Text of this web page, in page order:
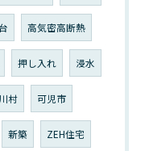
高気密高断熱
押し入れ 浸水
村 可児市
新築 ZEH住宅